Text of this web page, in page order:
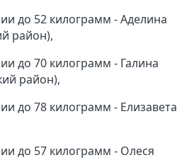
до 52 килограмм - Аделина
район),
до 70 килограмм - Галина
район),
до 78 килограмм - Елизавета
до 57 килограмм - Олеся